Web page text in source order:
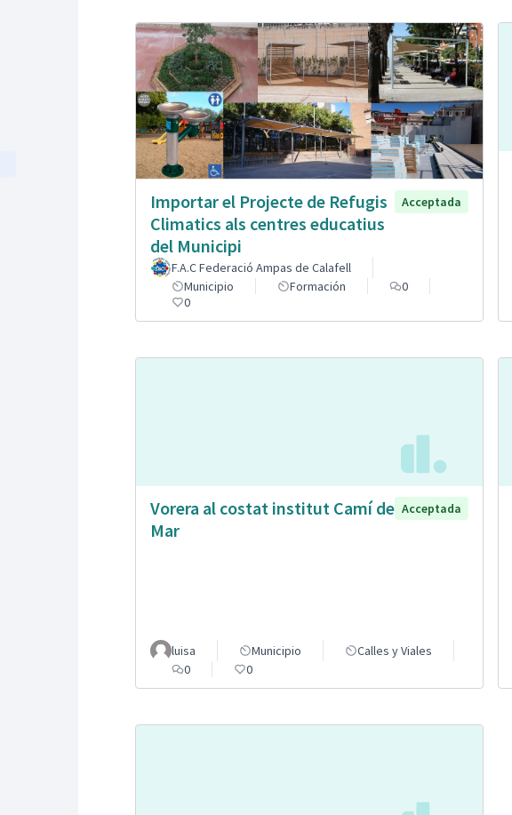
Importar el Projecte de Refugis
Climatics als centres educatius
del Municipi
Acceptada
F.A.C Federació Ampas de Calafell
Municipio
Formación
0
0
Vorera al costat institut Camí de
Mar
Acceptada
luisa Municipio
Calles y Viales
0
0